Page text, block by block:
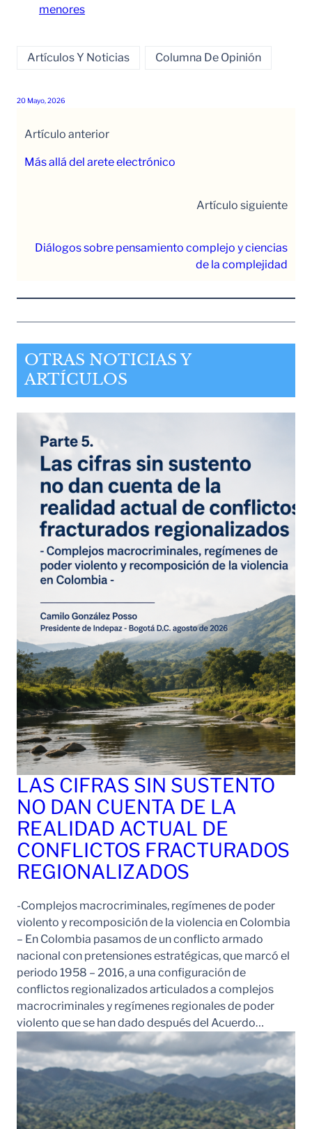
menores
Artículos Y Noticias Columna De Opinión
20 Mayo, 2026
Artículo anterior
Más allá del arete electrónico
Artículo siguiente
Diálogos sobre pensamiento complejo y ciencias
de la complejidad
OTRAS NOTICIAS Y
ARTÍCULOS
LAS CIFRAS SIN SUSTENTO
NO DAN CUENTA DE LA
REALIDAD ACTUAL DE
CONFLICTOS FRACTURADOS
REGIONALIZADOS
-Complejos macrocriminales, regímenes de poder
violento y recomposición de la violencia en Colombia
– En Colombia pasamos de un conflicto armado
nacional con pretensiones estratégicas, que marcó el
periodo 1958 – 2016, a una configuración de
conflictos regionalizados articulados a complejos
macrocriminales y regímenes regionales de poder
violento que se han dado después del Acuerdo…